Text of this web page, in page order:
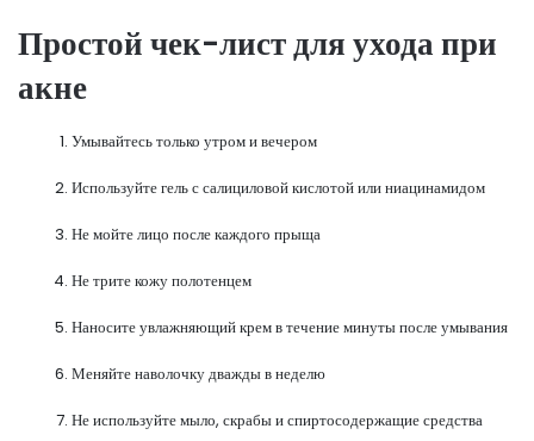
Простой чек-лист для ухода при
акне
Умывайтесь только утром и вечером
Используйте гель с салициловой кислотой или ниацинамидом
Не мойте лицо после каждого прыща
Не трите кожу полотенцем
Наносите увлажняющий крем в течение минуты после умывания
Меняйте наволочку дважды в неделю
Не используйте мыло, скрабы и спиртосодержащие средства